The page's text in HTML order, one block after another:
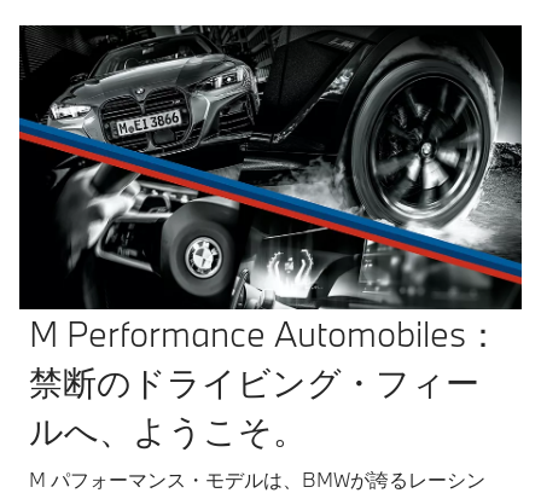
M Performance Automobiles：
禁断のドライビング・フィー
ルへ、ようこそ。​
M パフォーマンス・モデルは、BMWが誇るレーシン